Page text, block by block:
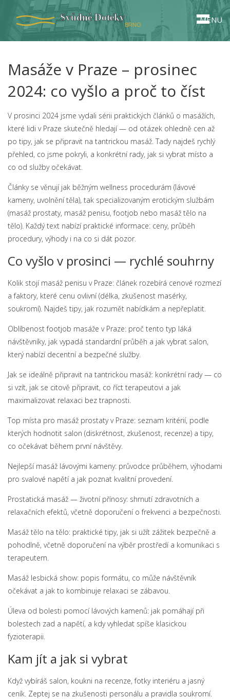
MENU
Masáže v Praze – prosinec
2024: co vyšlo a proč to číst
V prosinci 2024 jsme vydali sérii praktických článků o masážích,
které lidi v Praze skutečně hledají — od otázek ohledně cen až
po tipy, jak se připravit na tantrickou masáž. Tady najdeš rychlý
přehled, co jsme pokryli, a konkrétní rady, jak si vybrat místo a
co od služby očekávat.
Články se věnují jak běžným wellness procedurám (lávové
kameny, uvolnění těla), tak specializovaným erotickým službám
(masáž prostaty, masáž penisu, footjob nebo masáž tělo na
tělo). Každý text nabízí praktické informace: ceny, průběh
procedury, výhody i na co si dát pozor.
Co vyšlo v prosinci — rychlé souhrny
Kolik stojí masáž penisu v Praze: článek rozebírá cenové rozmezí
a faktory, které cenu ovlivní (délka, zkušenost masérky,
soukromí). Najdeš tipy, jak rozumět nabídkám a nepřeplatit.
Oblíbenost footjob masáže v Praze: proč tento typ láká
návštěvníky, jak vypadá standardní průběh a jak vybrat salon,
který nabízí decentní a bezpečné služby.
Jak se ideálně připravit na tantrickou masáž: konkrétní rady — co
si vzít, jak se citově připravit, co říct terapeutovi a jak
maximalizovat relaxaci bez trapnosti.
Top místa pro masáž prostaty v Praze: seznam kritérií, podle
kterých hodnotit salon (diskrétnost, zkušenost, recenze) a tipy,
co očekávat během první návštěvy.
Nejlepší masáž lávovými kameny: průvodce průběhem, výhodami
pro svalové napětí a jak poznat kvalitní provedení.
Prostatická masáž — životní přínosy: shrnutí zdravotních a
relaxačních efektů, včetně doporučení o frekvenci a bezpečnosti.
Masáž tělo na tělo: praktické tipy, jak si užít zážitek bezpečně a
pohodlně, včetně doporučení na výběr prostředí a komunikaci s
terapeutem.
Masáž lesbická show: popis formátu, co může návštěvník
očekávat a jak to kombinuje relaxaci se zábavou.
Úleva od bolesti pomocí lávových kamenů: jak pomáhají při
bolestech zad a napětí, a kdy vyhledat spíše klasickou
fyzioterapii.
Kam jít a jak si vybrat
Když vybíráš salon, koukni na recenze, fotky interiéru a jasný
ceník. Zeptej se na zkušenosti personálu a pravidla soukromí.